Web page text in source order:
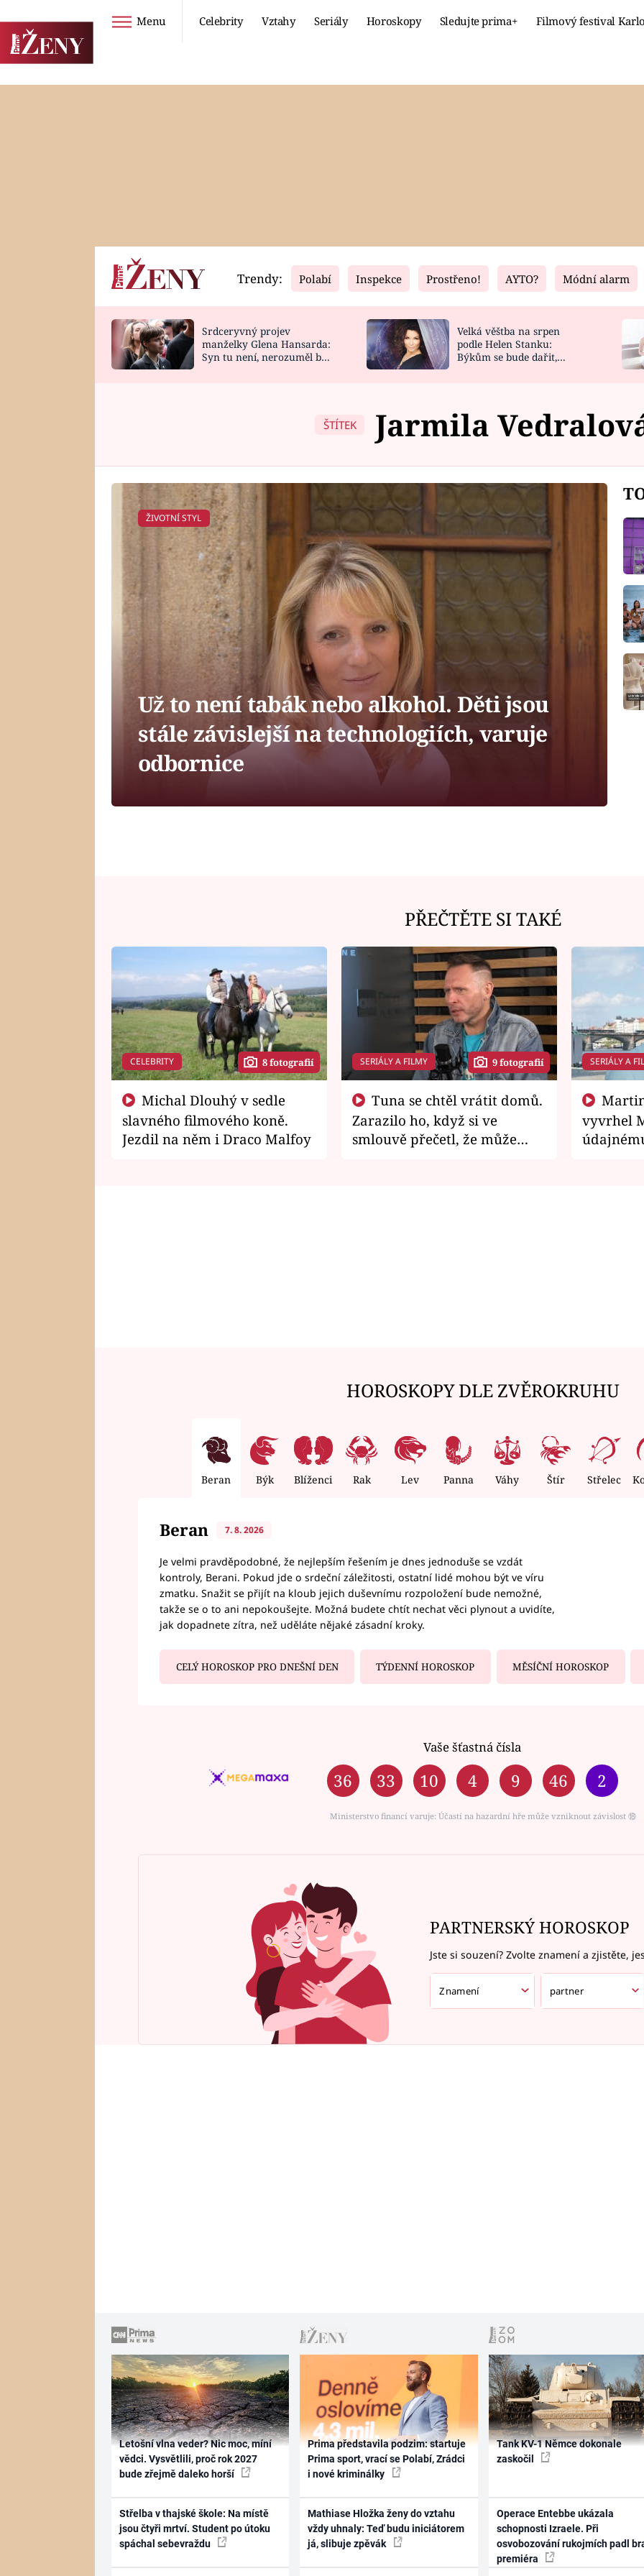
Menu Celebrity Vztahy Seriály Horoskopy Sledujte prima+ Filmový festival
Horoskopy
HOROSKOP NA
Video
CELEBRITY
VAŘENÍ
Fresh
NOVINKY
VIDEORECEPTY
Living
DESIGN
Trendy: Polabí Inspekce Prostřeno! AYTO? Módní alarm
Srdceryvný projev
manželky Glena Hansarda:
Syn tu není, nerozuměl by
Velká věštba na srpen
podle Helen Stanku:
Býkům se bude dařit,
ŠTÍTEK Jarmila
ŽIVOTNÍ STYL
Už to není tabák nebo alkohol. Děti jsou
stále závislejší na technologiích, varuje
odbornice
PŘEČTĚTE SI TAKÉ
CELEBRITY 8 fotografií
slavného filmového koně.
Jezdil na něm i Draco Malfoy
SERIÁLY A FILMY 9 fotografií
Zarazilo ho, když si ve
smlouvě přečetl, že může
SERIÁLY A
vyvrhel
HOROSKOPY DLE ZVĚROKRUHU
Beran Býk Blíženci Rak Lev Panna Váhy Štír Střelec
Beran 7. 8. 2026
Je velmi pravděpodobné, že nejlepším řešením je dnes jednoduše se vzdát
kontroly, Berani. Pokud jde o srdeční záležitosti, ostatní lidé mohou být ve víru
zmatku. Snažit se přijít na kloub jejich duševnímu rozpoložení bude nemožné,
takže se o to ani nepokoušejte. Možná budete chtít nechat věci plynout a uvidíte,
jak dopadnete zítra, než uděláte nějaké zásadní kroky.
CELÝ HOROSKOP PRO DNEŠNÍ DEN TÝDENNÍ HOROSKOP MĚSÍČNÍ HOROSKOP
Vaše šťastná čísla
36 33 10 4 9 46 2
Ministerstvo financí varuje: Účastí na hazardní hře může vzniknout závislost ⑱
PARTNERSKÝ HOROSKOP
Jste si souzení? Zvolte znamení a zjistěte,
Letošní vlna veder? Nic moc, míní
vědci. Vysvětlili, proč rok 2027
bude zřejmě daleko horší
Střelba v thajské škole: Na místě
jsou čtyři mrtví. Student po útoku
spáchal sebevraždu
Prima představila podzim: startuje
Prima sport, vrací se Polabí, Zrádci
i nové kriminálky
Mathiase Hložka ženy do vztahu
vždy uhnaly: Teď budu iniciátorem
já, slibuje zpěvák
Tank KV-1 Němce dokonale
zaskočil
Operace Entebbe ukázala
schopnosti Izraele. Při
osvobozování rukojmích padl
premiéra